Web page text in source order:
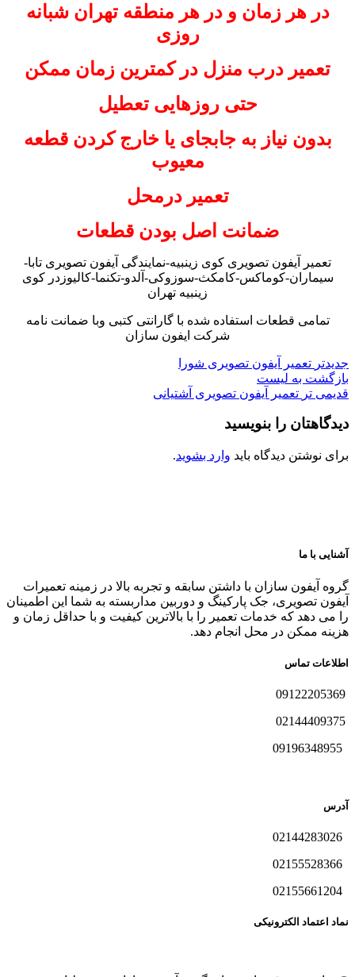
در هر زمان و در هر منطقه تهران شبانه
روزی
تعمیر درب منزل در کمترین زمان ممکن
حتی روزهایی تعطیل
بدون نیاز به جابجای یا خارج کردن قطعه
معیوب
تعمیر درمحل
ضمانت اصل بودن قطعات
تعمیر آیفون تصویری کوی زینبیه-نمایندگی آیفون تصویری تابا-
سیماران-کوماکس-کامکث-سوزوکی-آلدو-تکنما-کالیوزدر کوی
زینبیه تهران
تمامی قطعات استفاده شده با گارانتی کتبی وبا ضمانت نامه
شرکت ایفون سازان
جدیدتر تعمیر آیفون تصویری شورا
بازگشت به لیست
قدیمی تر تعمیر آیفون تصویری آشتیانی
دیدگاهتان را بنویسید
برای نوشتن دیدگاه باید وارد بشوید.
آشنایی با ما
گروه آیفون سازان با داشتن سابقه و تجربه بالا در زمینه تعمیرات
آیفون تصویری، جک پارکینگ و دوربین مداربسته به شما این اطمینان
را می دهد که خدمات تعمیر را با بالاترین کیفیت و با حداقل زمان و
هزینه ممکن در محل انجام دهد.
اطلاعات تماس
آدرس
نماد اعتماد الکترونیکی